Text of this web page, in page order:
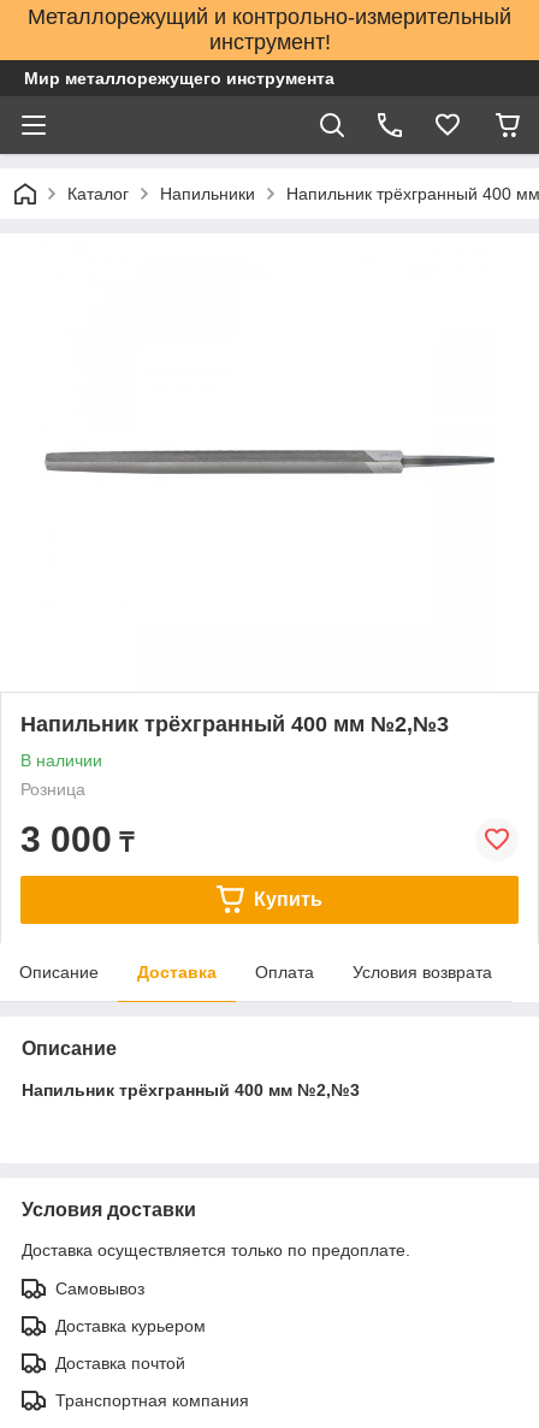
Металлорежущий и контрольно-измерительный
инструмент!
Мир металлорежущего инструмента
Каталог Напильники Напильник трёхгранный 400
Напильник трёхгранный 400 мм №2,№3
В наличии
Розница
3 000 ₸
Купить
Описание Доставка Оплата Условия возврата
Описание
Напильник трёхгранный 400 мм №2,№3
Условия доставки
Доставка осуществляется только по предоплате.
Самовывоз
Доставка курьером
Доставка почтой
Транспортная компания